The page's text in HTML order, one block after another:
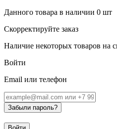
Данного товара в наличии 0 шт
Скорректируйте заказ
Наличие некоторых товаров на
Войти
Email или телефон
Забыли пароль?